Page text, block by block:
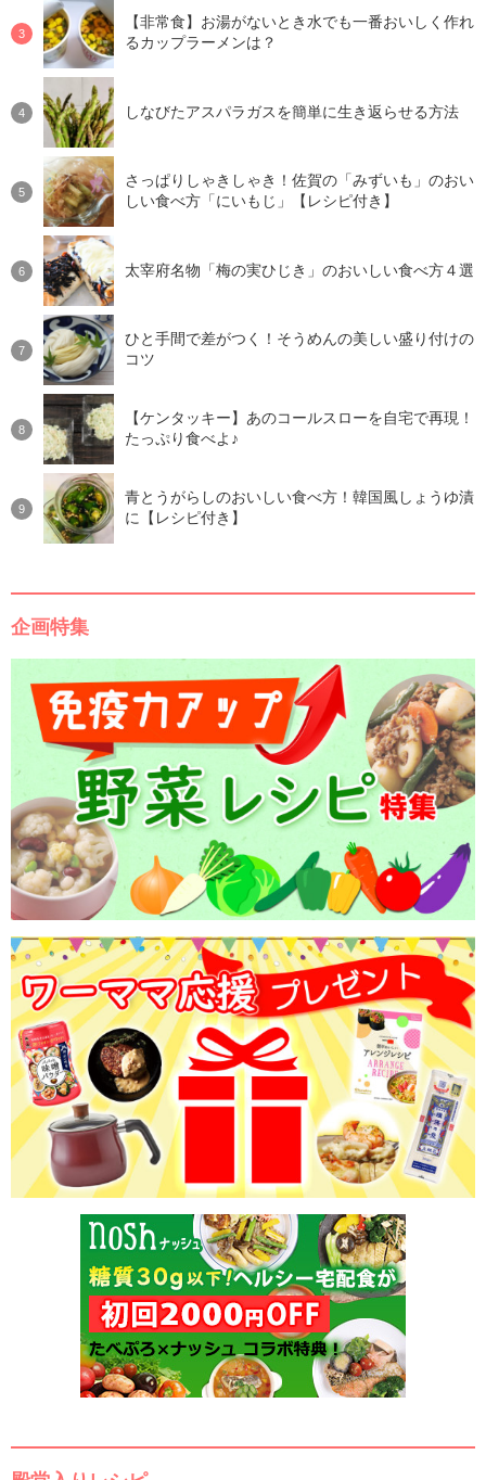
【非常食】お湯がないとき水でも一番おいしく作れ
るカップラーメンは？
しなびたアスパラガスを簡単に生き返らせる方法
さっぱりしゃきしゃき！佐賀の「みずいも」のおい
しい食べ方「にいもじ」【レシピ付き】
太宰府名物「梅の実ひじき」のおいしい食べ方４選
ひと手間で差がつく！そうめんの美しい盛り付けの
コツ
【ケンタッキー】あのコールスローを自宅で再現！
たっぷり食べよ♪
青とうがらしのおいしい食べ方！韓国風しょうゆ漬
に【レシピ付き】
企画特集